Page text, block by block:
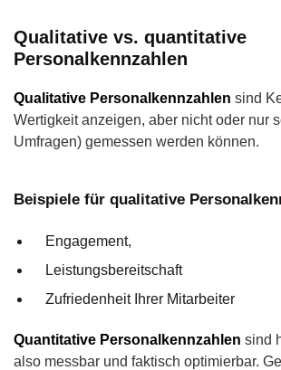
Qualitative vs. quantitative
Personalkennzahlen
Qualitative Personalkennzahlen sind
Wertigkeit anzeigen, aber nicht oder nur
Umfragen) gemessen werden können.
Beispiele für qualitative
Engagement,
Leistungsbereitschaft
Zufriedenheit Ihrer Mitarbeiter
Quantitative Personalkennzahlen sind
also messbar und faktisch optimierbar.